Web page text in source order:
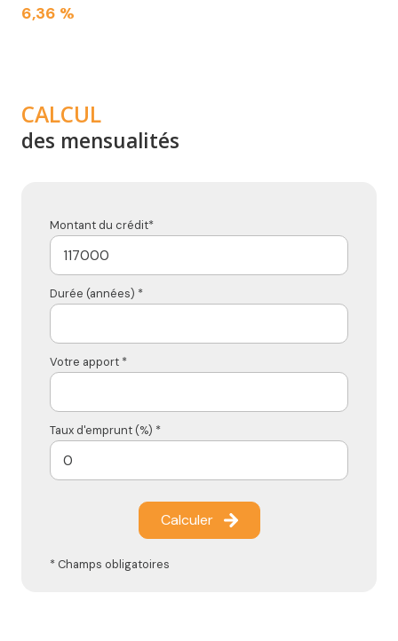
6,36 %
CALCUL
des mensualités
Montant du crédit*
Durée (années) *
Votre apport *
Taux d'emprunt (%) *
Calculer
* Champs obligatoires